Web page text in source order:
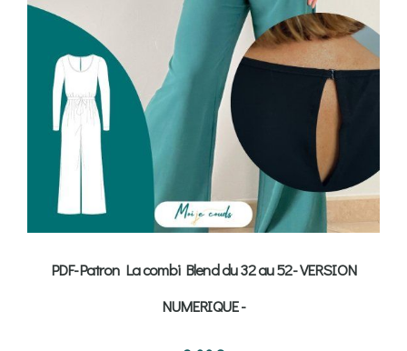
PDF-Patron La combi Blend du 32 au 52- VERSION
NUMERIQUE -